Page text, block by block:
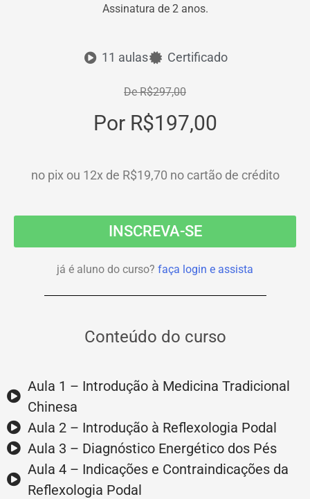
Assinatura de 2 anos.
11 aulas Certificado
De R$297,00
Por R$197,00
no pix ou 12x de R$19,70 no cartão de crédito
INSCREVA-SE
já é aluno do curso? faça login e assista
Conteúdo do curso
Aula 1 – Introdução à Medicina Tradicional
Chinesa
Aula 2 – Introdução à Reflexologia Podal
Aula 3 – Diagnóstico Energético dos Pés
Aula 4 – Indicações e Contraindicações da
Reflexologia Podal